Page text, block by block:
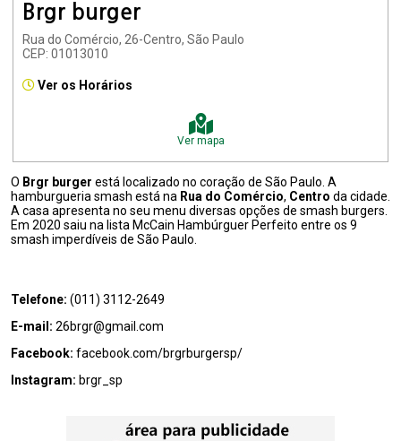
Brgr burger
Rua do Comércio, 26-Centro, São Paulo
CEP: 01013010
Ver os Horários
Ver mapa
O Brgr burger está localizado no coração de São Paulo. A
hamburgueria smash está na Rua do Comércio, Centro da cidade.
A casa apresenta no seu menu diversas opções de smash burgers.
Em 2020 saiu na lista McCain Hambúrguer Perfeito entre os 9
smash imperdíveis de São Paulo.
Telefone: (011) 3112-2649
E-mail: 26brgr@gmail.com
Facebook: facebook.com/brgrburgersp/
Instagram: brgr_sp